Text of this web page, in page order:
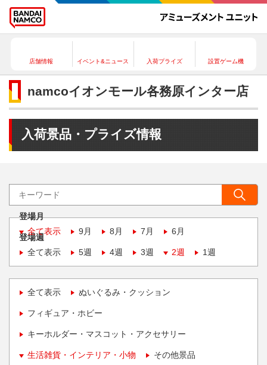
店舗情報 イベント&ニュース 入荷プライズ 設置ゲーム機
namcoイオンモール各務原インター店
入荷景品・プライズ情報
登場月
全て表示
9月 8月 7月 6月
登場週
全て表示
5週 4週 3週 2週 1週
全て表示 ぬいぐるみ・クッション
フィギュア・ホビー
キーホルダー・マスコット・アクセサリー
生活雑貨・インテリア・小物 その他景品